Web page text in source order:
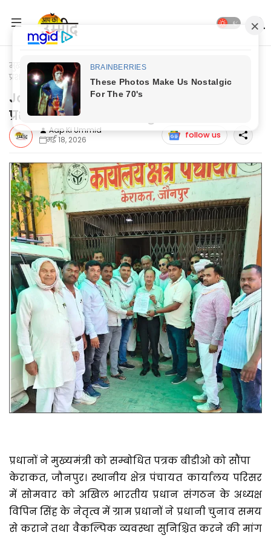
मुख्यपृष्ठ Jaunpur News
Jaunpur News: प्रधानों को पंचायत का
प्रशासक बनाने की मांग हुई तेज
Jaunpur News: प्रधानों को पंचायत का
प्रशासक बनाने की मांग हुई तेज
Aap Ki Ummid
मई 18, 2026
follow us
प्रधानों ने मुख्यमंत्री को सम्बोधित पत्रक बीडीओ को सौंपा
केराकत, जौनपुर। स्थानीय क्षेत्र पंचायत कार्यालय परिसर
में सोमवार को अखिल भारतीय प्रधान संगठन के अध्यक्ष
विपिन सिंह के नेतृत्व में ग्राम प्रधानों ने प्रधानी चुनाव समय
से कराने तथा वैकल्पिक व्यवस्था सुनिश्चित करने की मांग